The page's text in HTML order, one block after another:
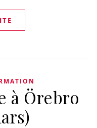
à Örebro